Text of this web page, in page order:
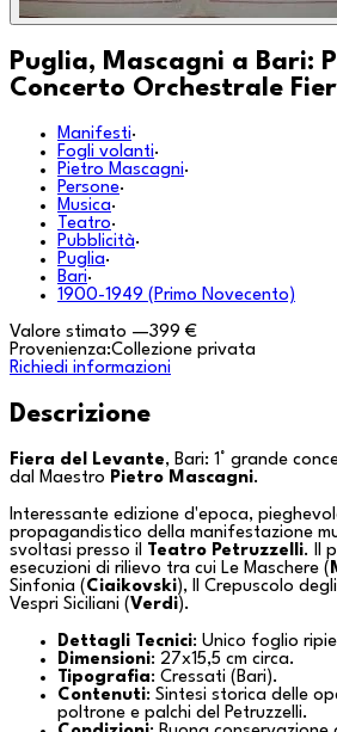
Puglia, Mascagni a Bari:
Concerto Orchestrale
Manifesti·
Fogli volanti·
Pietro Mascagni·
Persone·
Musica·
Teatro·
Pubblicità·
Puglia·
Bari·
1900-1949 (Primo Novecento)
Valore stimato —399 €
Provenienza:Collezione privata
Richiedi informazioni
Descrizione
Fiera del Levante, Bari: 1° grande
dal Maestro Pietro Mascagni.
Interessante edizione d'epoca,
propagandistico della manifestazione
svoltasi presso il Teatro Petruzzelli. Il
esecuzioni di rilievo tra cui Le Maschere (
Sinfonia (Ciaikovski), Il Crepuscolo
Vespri Siciliani (Verdi).
Dettagli Tecnici: Unico foglio
Dimensioni: 27x15,5 cm circa.
Tipografia: Cressati ( Bari).
Contenuti: Sintesi storica delle
poltrone e palchi del Petruzzelli.